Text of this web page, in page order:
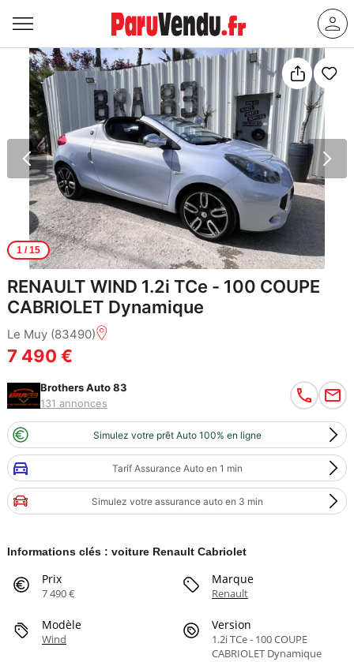
1/ 15
RENAULT WIND 1.2i TCe - 100 COUPE
CABRIOLET Dynamique
Le Muy (83490)
7 490 €
Brothers Auto 83
131 annonces
Simulez votre prêt Auto 100% en ligne
Tarif Assurance Auto en 1 min
Simulez votre assurance auto en 3 min
Informations clés : voiture Renault Cabriolet
Prix
7 490 €
Marque
Renault
Modèle
Wind
Version
1.2i TCe - 100 COUPE
CABRIOLET Dynamique